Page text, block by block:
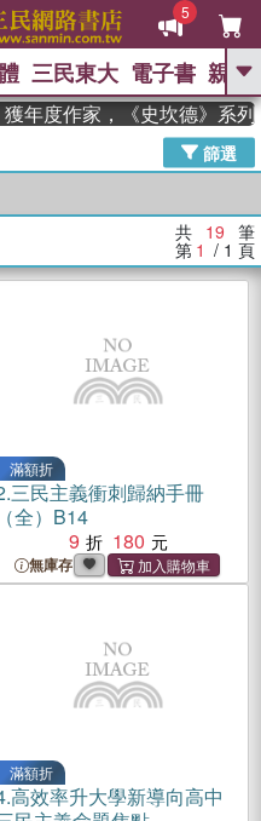
5
GO
The Odyssey 、
、 如果歷史是一群喵 、 暑期
台灣的李登輝時代 、 數學女
猜想
偉大的迷走神經
三民東大 電子書 親子
度作家，《史坎德》系列帶
篩選
共 19 筆
第 1 / 1 頁
滿額折
三民主義衝刺歸納手冊
（全）B14
9
180
無庫存
滿額折
高效率升大學新導向高中